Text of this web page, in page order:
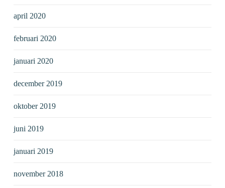
april 2020
februari 2020
januari 2020
december 2019
oktober 2019
juni 2019
januari 2019
november 2018